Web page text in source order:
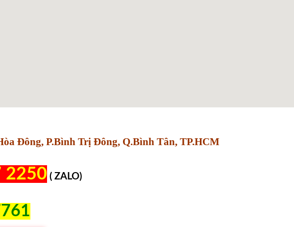
Đông, P.Bình Trị Đông, Q.Bình Tân, TP.HCM
2250 ( ZALO)